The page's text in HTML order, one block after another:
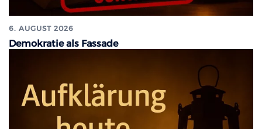
6. AUGUST 2026
Demokratie als Fassade